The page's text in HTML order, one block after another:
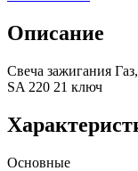
Описание
Свеча зажигания
SA 220 21 ключ
Основные